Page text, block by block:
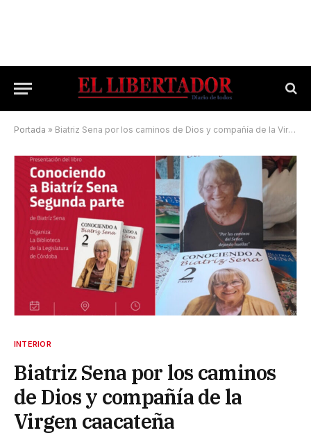
Portada » Biatriz Sena por los caminos de Dios y compañía de la Virgen caacateña
INTERIOR
Biatriz Sena por los caminos
de Dios y compañía de la
Virgen caacateña